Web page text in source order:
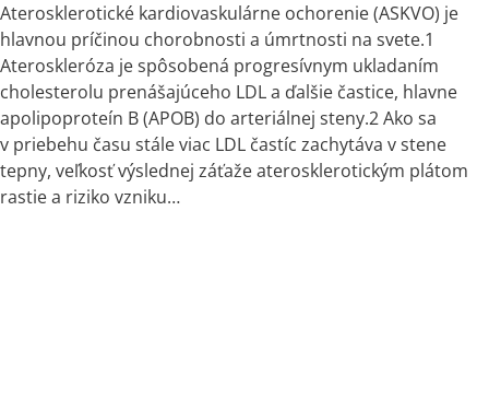
Aterosklerotické kardiovaskulárne ochorenie (ASKVO) je
hlavnou príčinou chorobnosti a úmrtnosti na svete.1
Ateroskleróza je spôsobená progresívnym ukladaním
cholesterolu prenášajúceho LDL a ďalšie častice, hlavne
apolipoproteín B (APOB) do arteriálnej steny.2 Ako sa
v priebehu času stále viac LDL častíc zachytáva v stene
tepny, veľkosť výslednej záťaže aterosklerotickým plátom
rastie a riziko vzniku…